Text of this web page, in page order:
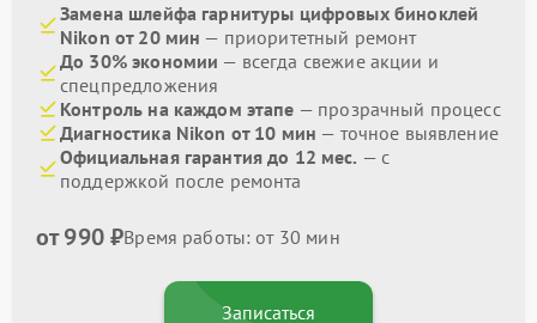
Замена шлейфа гарнитуры цифровых биноклей
Nikon от 20 мин — приоритетный ремонт
До 30% экономии — всегда свежие акции и
спецпредложения
Контроль на каждом этапе — прозрачный процесс
Диагностика Nikon от 10 мин — точное выявление
Официальная гарантия до 12 мес. — с
поддержкой после ремонта
от 990 ₽Время работы: от 30 мин
Записаться